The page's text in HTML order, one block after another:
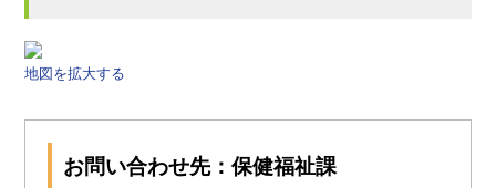
地図を拡大する
お問い合わせ先：保健福祉課